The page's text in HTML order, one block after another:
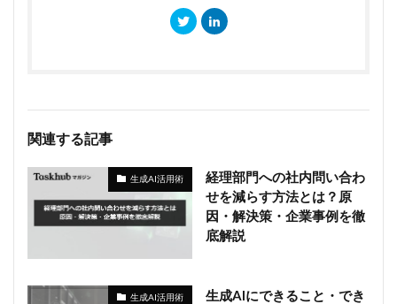
関連する記事
生成AI活用術
経理部門への社内問い合わ
せを減らす方法とは？原
因・解決策・企業事例を徹
底解説
生成AI活用術
生成AIにできること・でき